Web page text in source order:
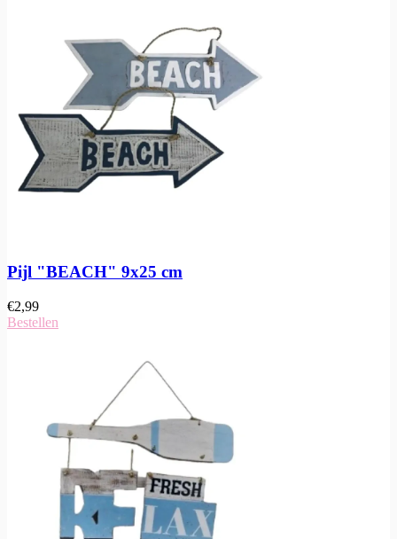
Pijl "BEACH" 9x25 cm
€2,99
Bestellen